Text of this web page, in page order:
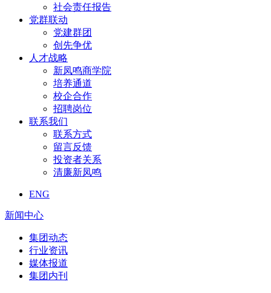
社会责任报告
党群联动
党建群团
创先争优
人才战略
新凤鸣商学院
培养通道
校企合作
招聘岗位
联系我们
联系方式
留言反馈
投资者关系
清廉新凤鸣
ENG
新闻中心
集团动态
行业资讯
媒体报道
集团内刊